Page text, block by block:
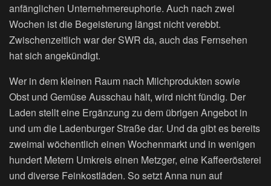
anfänglichen Unternehmereuphorie. Auch nach zwei
Wochen ist die Begeisterung längst nicht verebbt.
Zwischenzeitlich war der SWR da, auch das Fernsehen
hat sich angekündigt.
Wer in dem kleinen Raum nach Milchprodukten sowie
Obst und Gemüse Ausschau hält, wird nicht fündig. Der
Laden stellt eine Ergänzung zu dem übrigen Angebot in
und um die Ladenburger Straße dar. Und da gibt es bereits
zweimal wöchentlich einen Wochenmarkt und in wenigen
hundert Metern Umkreis einen Metzger, eine Kaffeerösterei
und diverse Feinkostläden. So setzt Anna nun auf